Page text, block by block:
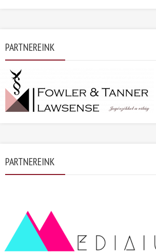
PARTNEREINK
PARTNEREINK